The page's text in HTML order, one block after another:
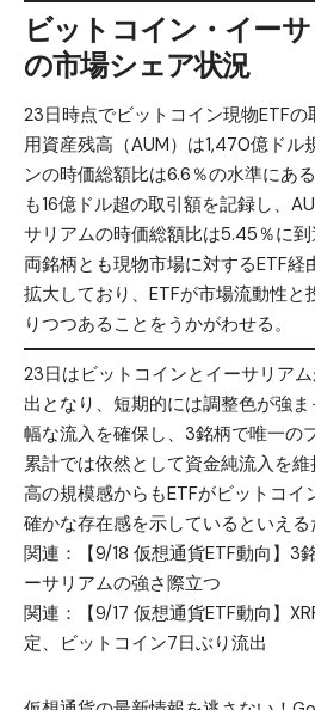
ビットコイン・イー
の市場シェア状況
23日時点でビットコイン現物ETFの
用資産残高（AUM）は1,470億ドル
ンの時価総額比は6.6％の水準にあ
も16億ドル超の取引額を記録し、
サリアムの時価総額比は5.45％に到
両銘柄とも現物市場に対するETF経
拡大しており、ETFが市場流動性と
りつつあることをうかがわせる。
23日はビットコインとイーサリア
出となり、短期的には調整色が強
幅な流入を確保し、3銘柄で唯一の
累計では依然として資金純流入を
高の規模感からもETFがビットコ
確かな存在感を示しているといえる
関連：
【9/18 仮想通貨ETF動向】3
ーサリアムの強さ際立つ
関連：
【9/17 仮想通貨ETF動向】
定、ビットコイン7日ぶり流出